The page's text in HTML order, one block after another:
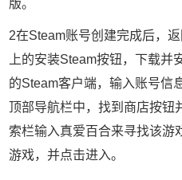
版。
2在Steam账号创建完成后，
上的安装Steam按钮，下载并
的Steam客户端，输入账号信
顶部导航栏中，找到商店按钮
索栏输入真爱百合来寻找该游
游戏，并点击进入。